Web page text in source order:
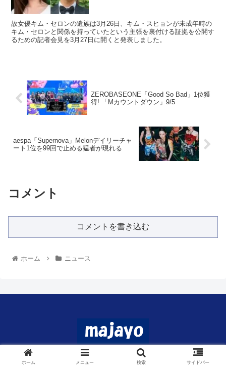
故女優キム・セロンの遺族は3月26日、キム・スヒョンが未成年時の
キム・セロンと関係を持っていたという主張を裏付ける証拠を公開す
るための記者会見を3月27日に開くと発表しました。
ZEROBASEONE「Good So Bad」1位獲
得! 「Mカウントダウン」9/5
aespa「Supernova」Melonデイリーチャ
ート1位を99回で止める猛者が現れる
コメント
コメントを書き込む
ホーム ニュース
© 2024 マジャヨ.
ホーム メニュー 検索 サイドバー